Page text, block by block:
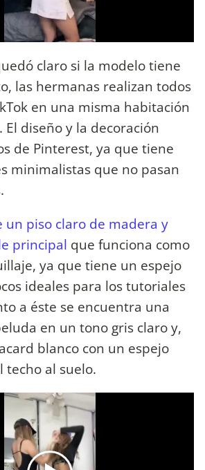
claro si la modelo tiene
las hermanas realizan todos
en una misma habitación
El diseño y la decoración
de Pinterest, ya que tiene
minimalistas que no pasan
un piso claro de madera y
principal que funciona como
ya que tiene un espejo
ideales para los tutoriales
a éste se encuentra una
en un tono gris claro y,
blanco con un espejo
techo al suelo.